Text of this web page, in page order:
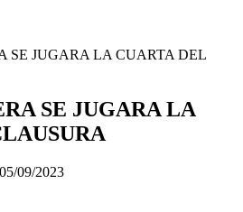
SE JUGARA LA CUARTA DEL
SE JUGARA LA
05/09/2023